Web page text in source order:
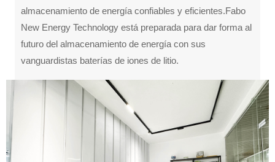
almacenamiento de energía confiables y eficientes.Fabo
New Energy Technology está preparada para dar forma al
futuro del almacenamiento de energía con sus
vanguardistas baterías de iones de litio.